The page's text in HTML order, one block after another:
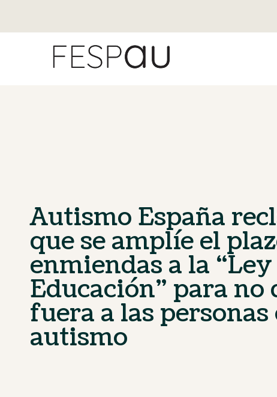
Autismo España
que se amplíe el
enmiendas a la
Educación” para no
fuera a las personas
autismo